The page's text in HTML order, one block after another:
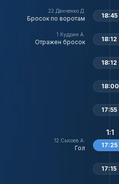
22 Данченко Д.
Бросок по воротам 18:45
1 Кудрин А.
Отражен бросок 18:12
18:12
18:00
17:55
12 Сысоев А.
Гол
1:1
17:25
17:15